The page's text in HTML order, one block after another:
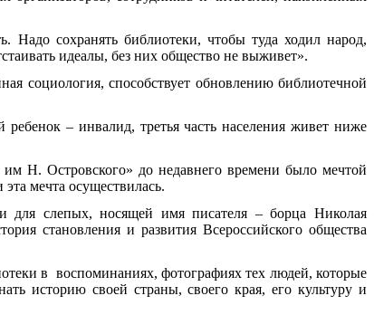
сохранять библиотеки, чтобы туда ходил народ,
идеалы, без них общество не выживет».
социология, способствует обновлению библиотечной
– инвалид, третья часть населения живет ниже
Н. Островского» до недавнего времени было мечтой
мечта осуществилась.
для слепых, носящей имя писателя – борца Николая
становления и развития Всероссийского общества
в воспоминаниях, фотографиях тех людей, которые
историю своей страны, своего края, его культуру и